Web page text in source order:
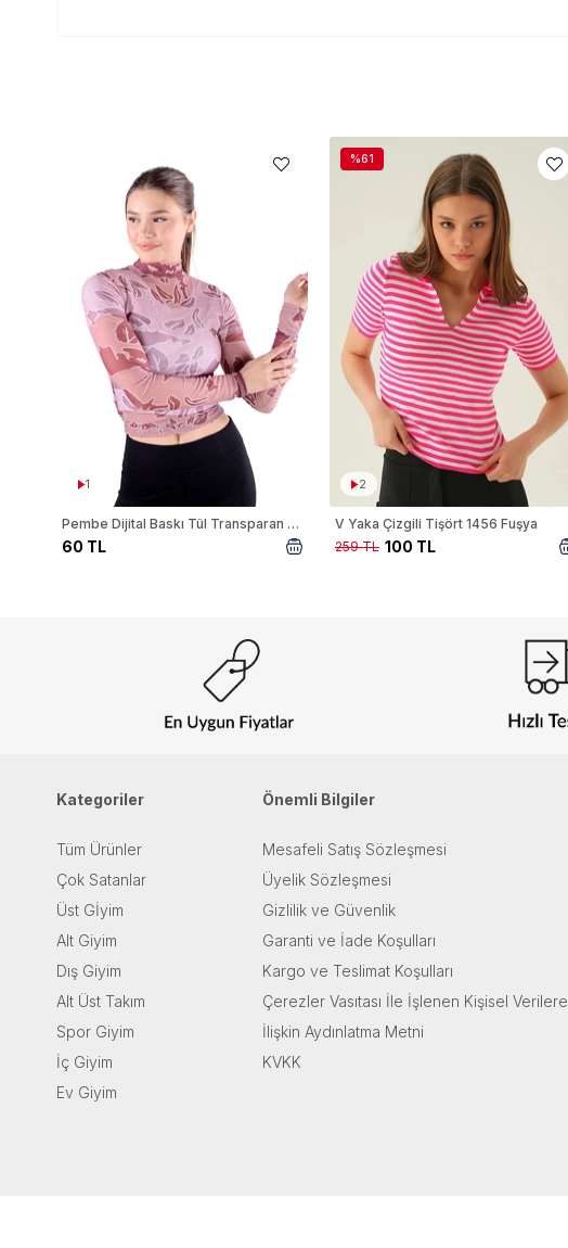
1
Pembe Dijital Baskı Tül Transparan Bluz 074
60 TL
2
V Yaka Çizgili Tişört 1456 Fuşya
100 TL
259 TL
%61
Kategoriler
Tüm Ürünler
Çok Satanlar
Üst Gİyim
Alt Giyim
Dış Giyim
Alt Üst Takım
Spor Giyim
İç Giyim
Ev Giyim
Önemli Bilgiler
Mesafeli Satış Sözleşmesi
Üyelik Sözleşmesi
Gizlilik ve Güvenlik
Garanti ve İade Koşulları
Kargo ve Teslimat Koşulları
Çerezler Vasıtası İle İşlenen Kişisel Verilere
İlişkin Aydınlatma Metni
KVKK